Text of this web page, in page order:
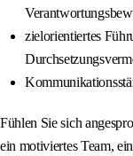
zielorientiertes
Fühlen Sie sich
ein motiviertes Team,